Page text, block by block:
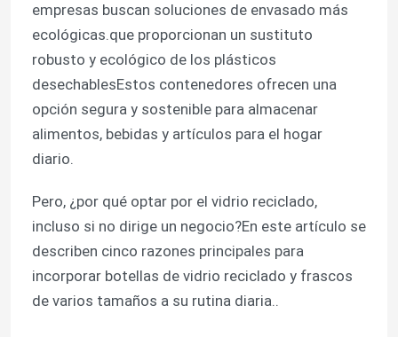
empresas buscan soluciones de envasado más
ecológicas.que proporcionan un sustituto
robusto y ecológico de los plásticos
desechablesEstos contenedores ofrecen una
opción segura y sostenible para almacenar
alimentos, bebidas y artículos para el hogar
diario.
Pero, ¿por qué optar por el vidrio reciclado,
incluso si no dirige un negocio?En este artículo se
describen cinco razones principales para
incorporar botellas de vidrio reciclado y frascos
de varios tamaños a su rutina diaria..